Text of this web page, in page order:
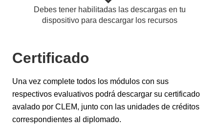
Debes tener habilitadas las descargas en tu
dispositivo para descargar los recursos
Certificado
Una vez complete todos los módulos con sus
respectivos evaluativos podrá descargar su certificado
avalado por CLEM, junto con las unidades de créditos
correspondientes al diplomado.